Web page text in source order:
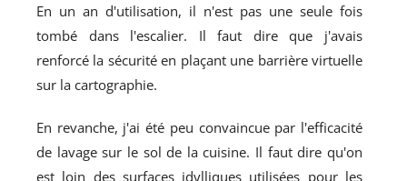
En un an d'utilisation, il n'est pas une seule fois
tombé dans l'escalier. Il faut dire que j'avais
renforcé la sécurité en plaçant une barrière virtuelle
sur la cartographie.
En revanche, j'ai été peu convaincue par l'efficacité
de lavage sur le sol de la cuisine. Il faut dire qu'on
est loin des surfaces idylliques utilisées pour les